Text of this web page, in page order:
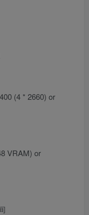
(4 * 2660) or
VRAM) or